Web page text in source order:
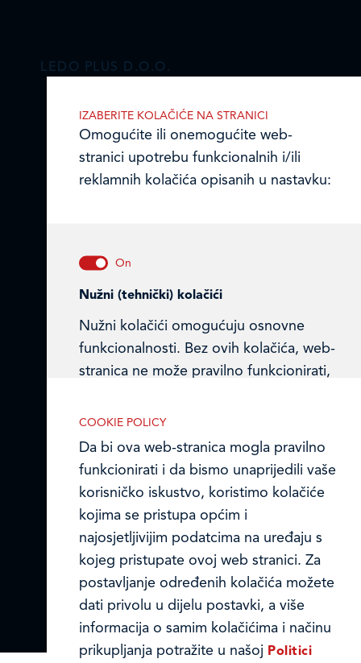
LEDO PLUS D.O.O.
Ulica Julija Knifera 10
10000 Zagreb, Hrvatska
Email: ledo@ledo.hr
Ledo Hrvatska
Prodajni centri
Ledo u inozemstvu
Obavijest o Privatnosti i Kolačići
© LEDO plus d.o.o. 2026.
COOKIE POLICY
Da bi ova web-stranica mogla pravilno
funkcionirati i da bismo unaprijedili vaše
korisničko iskustvo, koristimo kolačiće
kojima se pristupa općim i
najosjetljivijim podatcima na uređaju s
kojeg pristupate ovoj web stranici. Za
postavljanje određenih kolačića možete
dati privolu u dijelu postavki, a više
informacija o samim kolačićima i načinu
prikupljanja potražite u našoj Politici
IZABERITE KOLAČIĆE NA STRANICI
Omogućite ili onemogućite web-
stranici upotrebu funkcionalnih i/ili
reklamnih kolačića opisanih u nastavku:
Nužni (tehnički) kolačići
Nužni kolačići omogućuju osnovne
funkcionalnosti. Bez ovih kolačića, web-
stranica ne može pravilno funkcionirati,
postavki u svome web-pregledniku.
Analitički kolačići
Analitički kolačići pomažu nam
unaprijediti web-stranicu prikupljanjem i
analizom podataka o njeziinu korištenju.